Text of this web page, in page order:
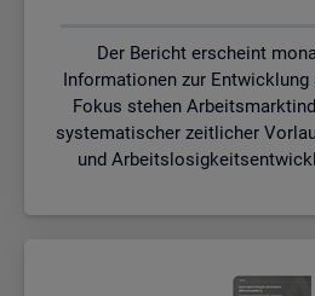
Der Bericht erscheint
Informationen zur
Fokus stehen
systematischer zeitlicher
und